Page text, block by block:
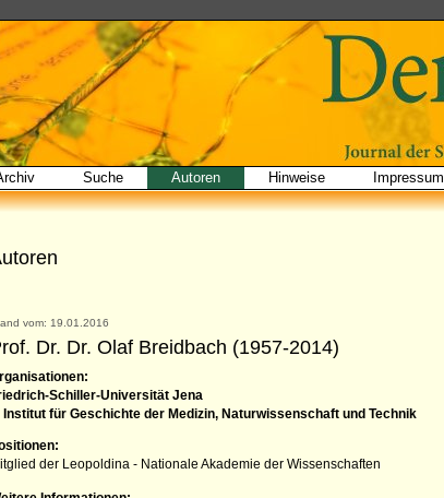
Suche Autoren Hinweise Impressum
vom: 19.01.2016
Dr. Dr. Olaf Breidbach (1957-2014)
Schiller-Universität Jena
Institut für Geschichte der Medizin, Naturwissenschaft und Technik
der Leopoldina - Nationale Akademie der Wissenschaften